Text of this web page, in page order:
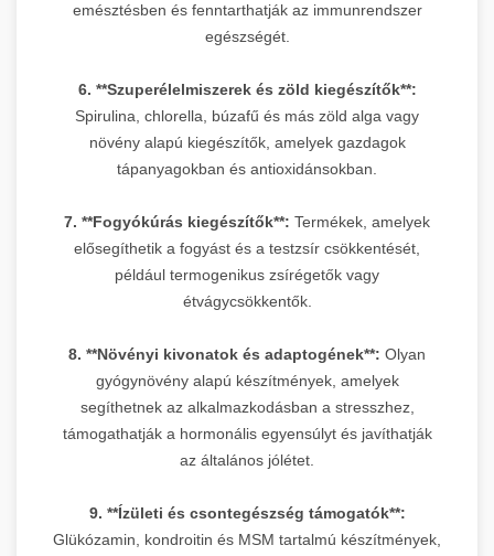
emésztésben és fenntarthatják az immunrendszer
egészségét.
6. **Szuperélelmiszerek és zöld kiegészítők**:
Spirulina, chlorella, búzafű és más zöld alga vagy
növény alapú kiegészítők, amelyek gazdagok
tápanyagokban és antioxidánsokban.
7. **Fogyókúrás kiegészítők**: Termékek, amelyek
elősegíthetik a fogyást és a testzsír csökkentését,
például termogenikus zsírégetők vagy
étvágycsökkentők.
8. **Növényi kivonatok és adaptogének**: Olyan
gyógynövény alapú készítmények, amelyek
segíthetnek az alkalmazkodásban a stresszhez,
támogathatják a hormonális egyensúlyt és javíthatják
az általános jólétet.
9. **Ízületi és csontegészség támogatók**:
Glükózamin, kondroitin és MSM tartalmú készítmények,